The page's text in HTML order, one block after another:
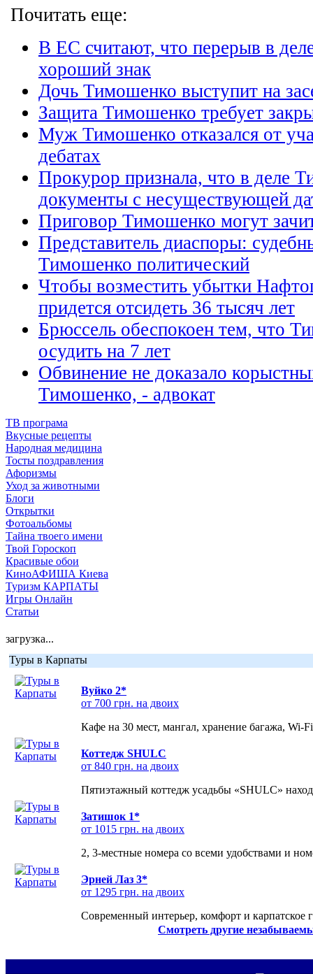
Почитать еще:
В ЕС считают, что перерыв в
хороший знак
Дочь Тимошенко выступит на
Защита Тимошенко требует
Муж Тимошенко отказался от
дебатах
Прокурор признала, что в деле
документы с несуществующей
Приговор Тимошенко могут
Представитель диаспоры:
Тимошенко политический
Чтобы возместить убытки
придется отсидеть 36 тысяч лет
Брюссель обеспокоен тем, что
осудить на 7 лет
Обвинение не доказало
Тимошенко, - адвокат
ТВ програма
Вкусные рецепты
Народная медицина
Тосты поздравления
Афоризмы
Уход за животными
Блоги
Открытки
Фотоальбомы
Тайна твоего имени
Твой Гороскоп
Красивые обои
КиноАФИША Киева
Туризм КАРПАТЫ
Игры Онлайн
Статьи
загрузка...
Туры в Карпаты
Вуйко 2*
от 700 грн. на двоих
Кафе на 30 мест, мангал, хранение багажа, Wi-
Коттедж SHULC
от 840 грн. на двоих
Пятиэтажный коттедж усадьбы «SHULC»
Затишок 1*
от 1015 грн. на двоих
2, 3-местные номера со всеми удобствами и
Эрней Лаз 3*
от 1295 грн. на двоих
Современный интерьер, комфорт и карпатское
Смотреть другие